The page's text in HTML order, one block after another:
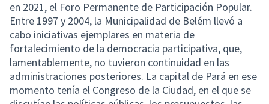
en 2021, el Foro Permanente de Participación Popular.
Entre 1997 y 2004, la Municipalidad de Belém llevó a
cabo iniciativas ejemplares en materia de
fortalecimiento de la democracia participativa, que,
lamentablemente, no tuvieron continuidad en las
administraciones posteriores. La capital de Pará en ese
momento tenía el Congreso de la Ciudad, en el que se